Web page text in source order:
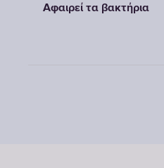
Αφαιρεί τα βακτήρια